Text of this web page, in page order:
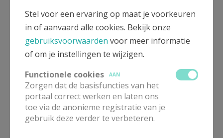
Interdiocesane Commissie van het Permanent
Diaconaat
Meer
Stel voor een ervaring op maat je voorkeuren
in of aanvaard alle cookies. Bekijk onze
gebruiksvoorwaarden voor meer informatie
of om je instellingen te wijzigen.
Functionele cookies
AAN
Zorgen dat de basisfuncties van het
portaal correct werken en laten ons
toe via de anonieme registratie van je
gebruik deze verder te verbeteren.